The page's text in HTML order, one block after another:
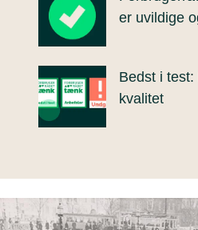
er uvildige
Bedst i
kvalitet